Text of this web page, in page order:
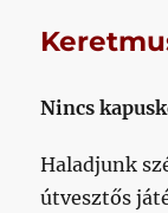
Nincs
Haladjunk
útvesztős